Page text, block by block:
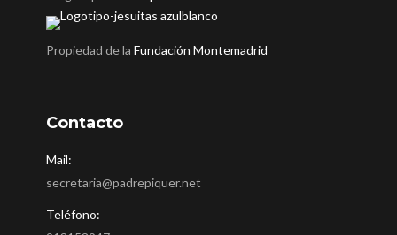
Propiedad de laFundación Montemadrid
Contacto
Mail:
secretaria@padrepiquer.net
Teléfono: